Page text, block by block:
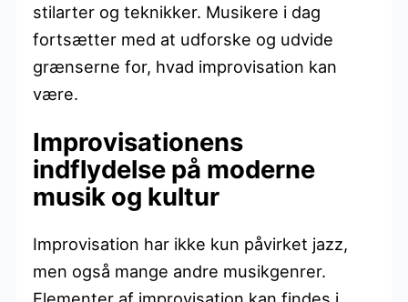
stilarter og teknikker. Musikere i dag
fortsætter med at udforske og udvide
grænserne for, hvad improvisation kan
være.
Improvisationens
indflydelse på moderne
musik og kultur
Improvisation har ikke kun påvirket jazz,
men også mange andre musikgenrer.